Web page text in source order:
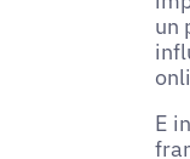
un
E